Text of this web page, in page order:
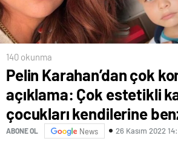
140 okunma
Pelin Karahan’dan çok
açıklama: Çok estetikli
çocukları kendilerine
ABONE OL News 26 Kasım 2022